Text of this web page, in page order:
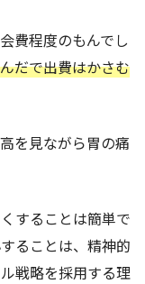
費程度のもんでし
だで出費はかさむ
を見ながら胃の痛
することは簡単で
ることは、精神的
戦略を採用する理